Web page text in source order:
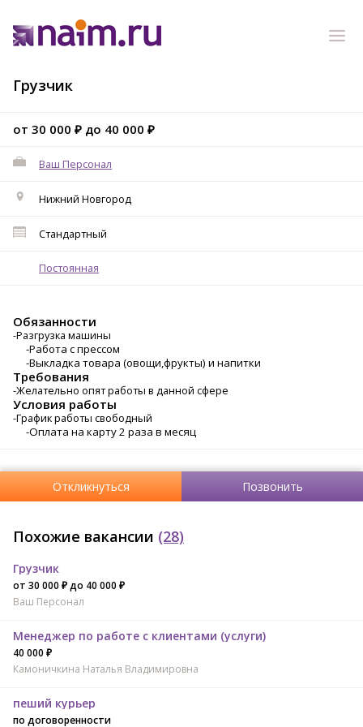
Грузчик
от 30 000 ₽ до 40 000 ₽
Ваш Персонал
Нижний Новгород
Стандартный
Постоянная
Обязанности
-Разгрузка машины
-Работа с прессом
-Выкладка товара (овощи,фрукты) и напитки
Требования
-Желательно опят работы в данной сфере
Условия работы
-График работы свободный
-Оплата на карту 2 раза в месяц
Откликнуться Позвонить
Похожие вакансии (28)
Грузчик
от 30 000 ₽ до 40 000 ₽
Ваш Персонал
Менеджер по работе с клиентами (услуги)
40 000 ₽
Камоничкина Наталья Владимировна
пеший курьер
по договоренности